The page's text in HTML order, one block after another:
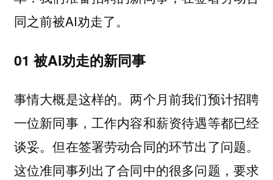
同之前被AI劝走了。
01 被AI劝走的新同事
事情大概是这样的。两个月前我们预计招聘
一位新同事，工作内容和薪资待遇等都已经
谈妥。但在签署劳动合同的环节出了问题。
这位准同事列出了合同中的很多问题，要求